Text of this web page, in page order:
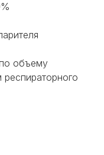
объему
респираторного